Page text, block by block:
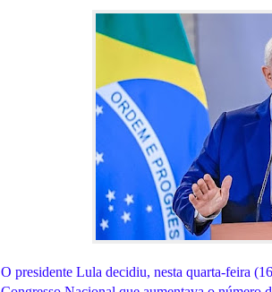
O presidente Lula decidiu, nesta quarta-feira